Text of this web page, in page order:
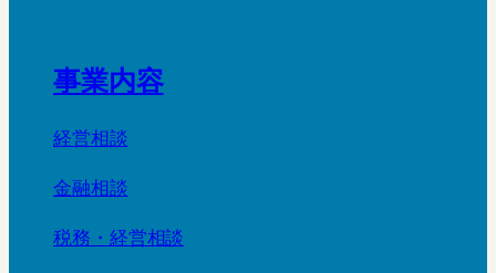
事業内容
経営相談
金融相談
税務・経営相談